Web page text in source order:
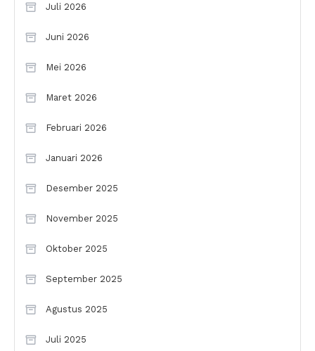
Juli 2026
Juni 2026
Mei 2026
Maret 2026
Februari 2026
Januari 2026
Desember 2025
November 2025
Oktober 2025
September 2025
Agustus 2025
Juli 2025